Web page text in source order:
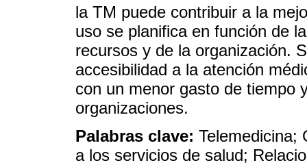
la TM puede contribuir a la
uso se planifica en función de
recursos y de la organización.
accesibilidad a la atención
con un menor gasto de tiempo
organizaciones.
Palabras clave: Telemedicina;
a los servicios de salud;